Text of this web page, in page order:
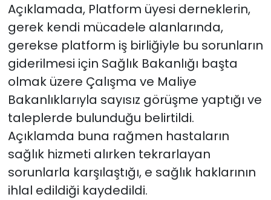
Açıklamada, Platform üyesi derneklerin,
gerek kendi mücadele alanlarında,
gerekse platform iş birliğiyle bu sorunların
giderilmesi için Sağlık Bakanlığı başta
olmak üzere Çalışma ve Maliye
Bakanlıklarıyla sayısız görüşme yaptığı ve
taleplerde bulunduğu belirtildi.
Açıklamda buna rağmen hastaların
sağlık hizmeti alırken tekrarlayan
sorunlarla karşılaştığı, e sağlık haklarının
ihlal edildiği kaydedildi.